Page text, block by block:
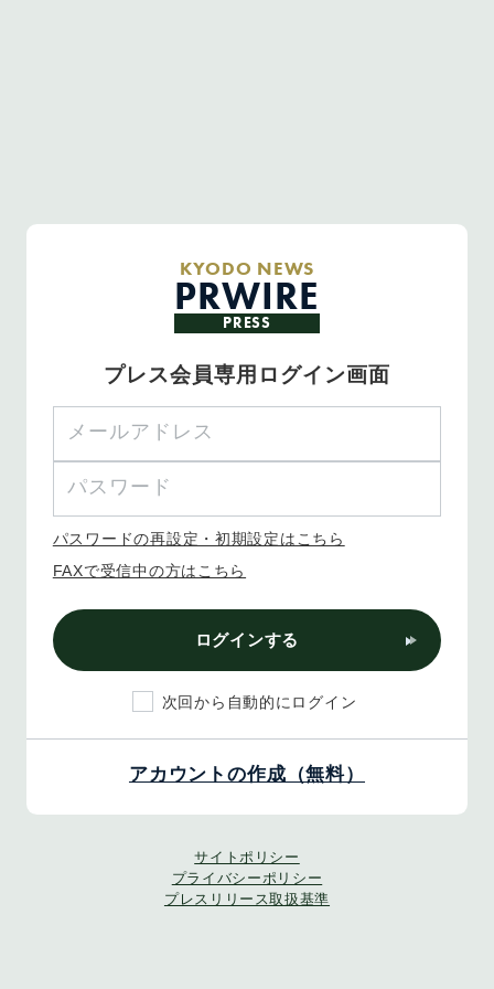
KYODO NEWS
PRWIRE
PRESS
プレス会員専用ログイン画面
パスワードの再設定・初期設定はこちら
FAXで受信中の方はこちら
ログインする
次回から自動的にログイン
アカウントの作成（無料）
サイトポリシー
プライバシーポリシー
プレスリリース取扱基準